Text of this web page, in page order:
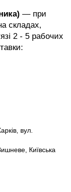
— при
складах,
2 - 5 рабочих
вул.
Київська